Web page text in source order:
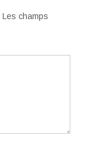
Les champs